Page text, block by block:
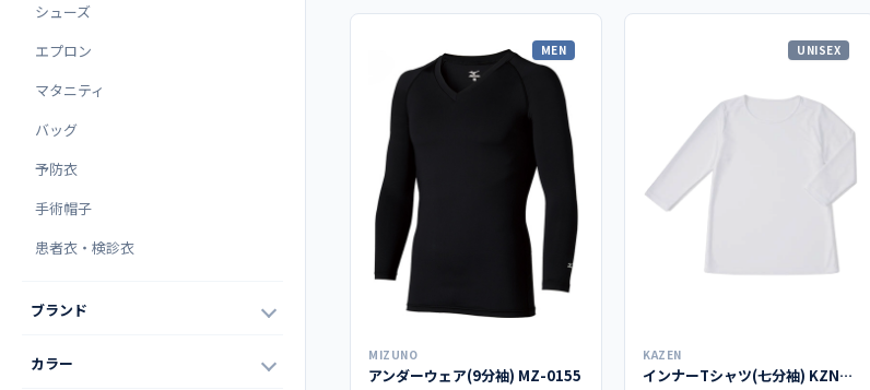
MEN
MIZUNO
アンダーウェア(9分袖) MZ-0155
UNISEX
KAZEN
インナーTシャツ(七分袖) KZN220-10
シューズ
エプロン
マタニティ
バッグ
予防衣
手術帽子
患者衣・検診衣
ブランド
カラー